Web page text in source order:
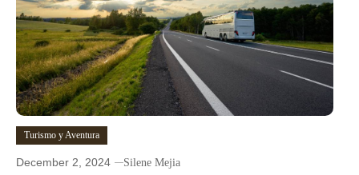
Turismo y Aventura
December 2, 2024 Silene Mejia